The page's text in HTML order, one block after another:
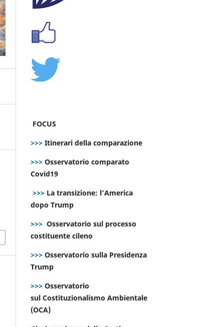
FOCUS
>>> Itinerari della comparazione
>>> Osservatorio comparato
Covid19
>>> La transizione: l’America
dopo Trump
>>> Osservatorio sul processo
costituente cileno
>>> Osservatorio sulla Presidenza
Trump
>>> Osservatorio
sul Costituzionalismo Ambientale
(OCA)